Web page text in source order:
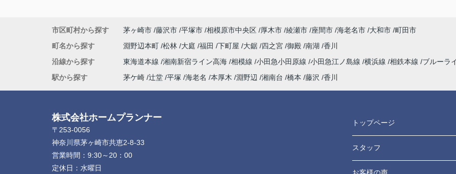
市区町村から探す 茅ヶ崎市 藤沢市 平塚市 相模原市中央区 厚木市 綾瀬市 座間市 海老名市 大和市 町田市
町名から探す
淵野辺本町 松林 大庭 福田 下町屋 大鋸 四之宮 御殿 南湖 香川
沿線から探す
東海道本線 湘南新宿ライン高海 相模線 小田急小田原線 小田急江ノ島線 横浜線 相鉄本線 ブルーラ
駅から探す
茅ケ崎 辻堂 平塚 海老名 本厚木 淵野辺 湘南台 橋本 藤沢 香川
株式会社ホームプランナー
〒253-0056
神奈川県茅ヶ崎市共恵2-8-33
営業時間： 9:30～20：00
定休日： 水曜日
トップページ
スタッフ